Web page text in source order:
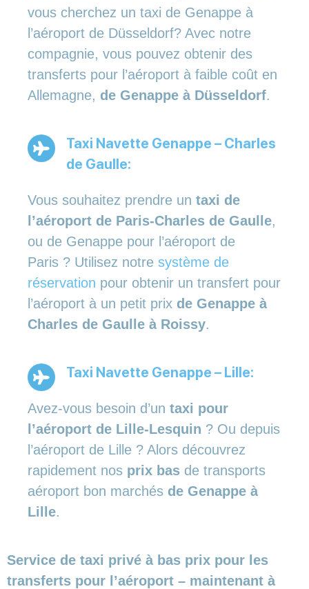
vous cherchez un taxi de Genappe à
l’aéroport de Düsseldorf? Avec notre
compagnie, vous pouvez obtenir des
transferts pour l’aéroport à faible coût en
Allemagne, de Genappe à Düsseldorf.
Taxi Navette Genappe – Charles
de Gaulle:
Vous souhaitez prendre un taxi de
l’aéroport de Paris-Charles de Gaulle,
ou de Genappe pour l’aéroport de
Paris ? Utilisez notre système de
réservation pour obtenir un transfert pour
l’aéroport à un petit prix de Genappe à
Charles de Gaulle à Roissy.
Taxi Navette Genappe – Lille:
Avez-vous besoin d’un taxi pour
l’aéroport de Lille-Lesquin ? Ou depuis
l’aéroport de Lille ? Alors découvrez
rapidement nos prix bas de transports
aéroport bon marchés de Genappe à
Lille.
Service de taxi privé à bas prix pour les
transferts pour l’aéroport – maintenant à